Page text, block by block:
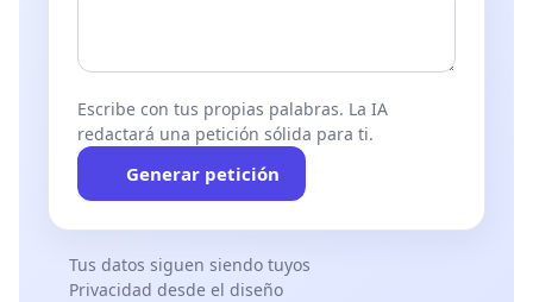
Escribe con tus propias palabras. La IA
redactará una petición sólida para ti.
Generar petición
Tus datos siguen siendo tuyos
Privacidad desde el diseño